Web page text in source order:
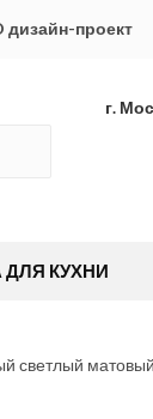
дизайн-проект
г.
ДЛЯ КУХНИ
светлый